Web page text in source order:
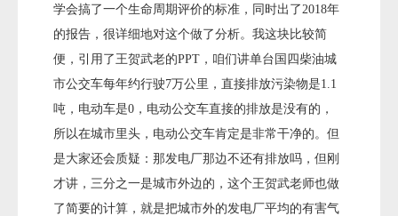
学会搞了一个生命周期评价的标准，同时出了2018年
的报告，很详细地对这个做了分析。我这块比较简
便，引用了王贺武老的PPT，咱们讲单台国四柴油城
市公交车每年约行驶7万公里，直接排放污染物是1.1
吨，电动车是0，电动公交车直接的排放是没有的，
所以在城市里头，电动公交车肯定是非常干净的。但
是大家还会质疑：那发电厂那边不还有排放吗，但刚
才讲，三分之一是城市外边的，这个王贺武老师也做
了简要的计算，就是把城市外的发电厂平均的有害气